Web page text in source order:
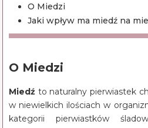
O Miedzi
Jaki wpływ ma miedź na
O Miedzi
Miedź to naturalny pierwiastek
w niewielkich ilościach w
kategorii pierwiastków